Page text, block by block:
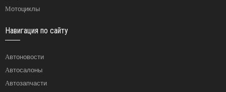
Мотоциклы
Навигация по сайту
Автоновости
Автосалоны
Автозапчасти